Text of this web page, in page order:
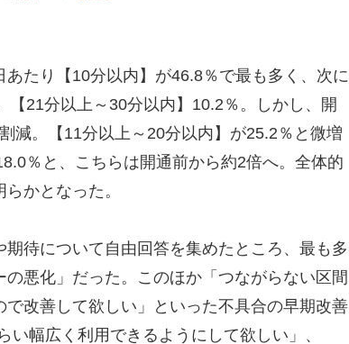
たり【10分以内】が46.8％で最も多く、次に
【21分以上～30分以内】10.2％。しかし、開
減。【11分以上～20分以内】が25.2％と微増
％と、こちらは開通前から約2倍へ。全体的
かとなった。
待について自由回答を集めたところ、最も多
悪化」だった。このほか「つながらない区間
改善して欲しい」といった不具合の早期改善
い幅広く利用できるようにして欲しい」、